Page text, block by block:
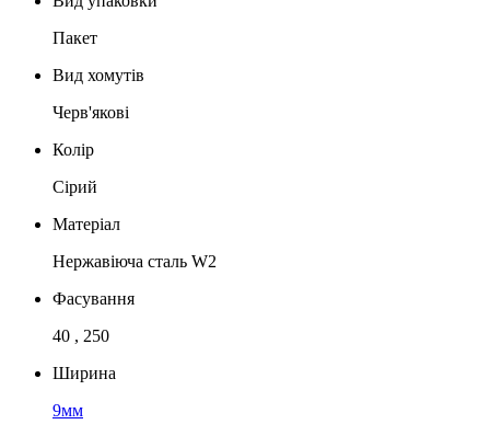
Пакет
Вид хомутів
Черв'якові
Колір
Сірий
Матеріал
Нержавіюча сталь W2
Фасування
40 , 250
Ширина
9мм